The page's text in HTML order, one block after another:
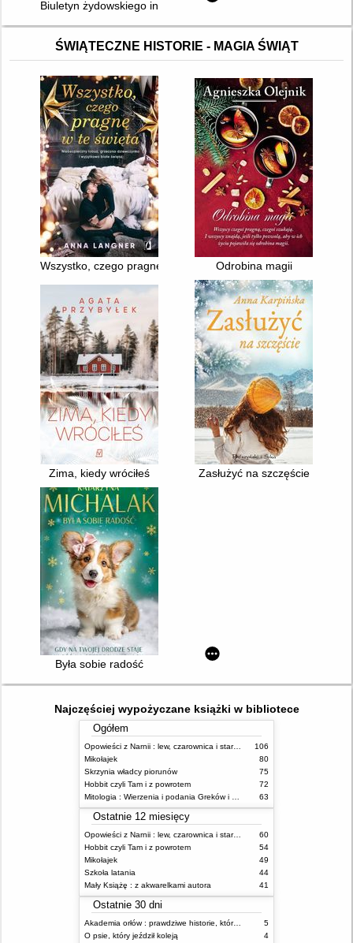
Biuletyn żydowskiego instytutu historycznego nr 3-4/107-108
ŚWIĄTECZNE HISTORIE - MAGIA ŚWIĄT
Wszystko, czego pragnę w te świętaOdrobina magii
Zima, kiedy wróciłeś Zasłużyć na szczęście
Była sobie radość
Najczęściej wypożyczane książki w bibliotece
Ogółem
Opowieści z Narnii : lew, czarownica i stara szafa
106
Mikołajek
80
Skrzynia władcy piorunów
75
Hobbit czyli Tam i z powrotem
72
63
Ostatnie 12 miesięcy
Opowieści z Narnii : lew, czarownica i stara szafa
60
Hobbit czyli Tam i z powrotem
54
Mikołajek
49
Szkoła latania
44
Mały Książę : z akwarelkami autora
41
Ostatnie 30 dni
Akademia orłów : prawdziwe historie, które Cię uskrzydlą
5
O psie, który jeździł koleją
4